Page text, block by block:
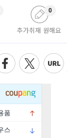
추가취재 원해요
0